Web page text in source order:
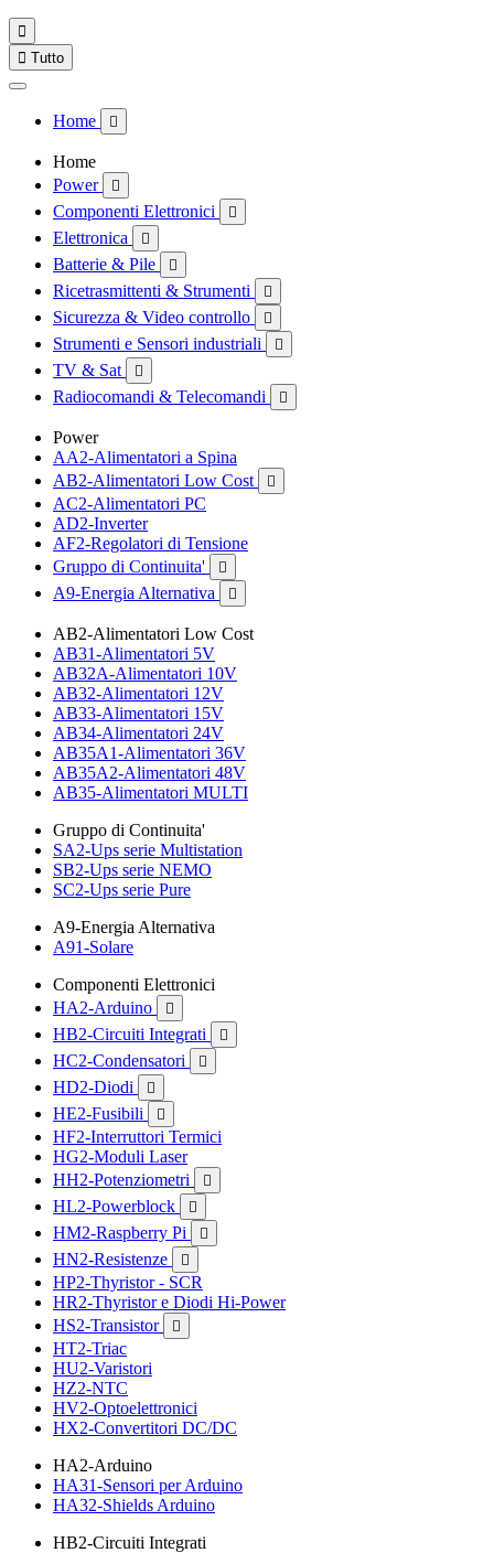

 Tutto
Home 
Home
Power

Componenti Elettronici 
Elettronica 
Batterie & Pile 
Ricetrasmittenti & Strumenti 
Sicurezza & Video controllo 
Strumenti e Sensori industriali 
TV & Sat 
Radiocomandi & Telecomandi 
Power
AA2-Alimentatori a Spina
AB2-Alimentatori Low Cost

AC2-Alimentatori PC
AD2-Inverter
AF2-Regolatori di Tensione
Gruppo di Continuita'

A9-Energia Alternativa 
AB2-Alimentatori Low Cost
AB31-Alimentatori 5V
AB32A-Alimentatori 10V
AB32-Alimentatori 12V
AB33-Alimentatori 15V
AB34-Alimentatori 24V
AB35A1-Alimentatori 36V
AB35A2-Alimentatori 48V
AB35-Alimentatori MULTI
Gruppo di Continuita'
SA2-Ups serie Multistation
SB2-Ups serie NEMO
SC2-Ups serie Pure
A9-Energia Alternativa
A91-Solare
Componenti Elettronici
HA2-Arduino

HB2-Circuiti Integrati 
HC2-Condensatori 
HD2-Diodi 
HE2-Fusibili 
HF2-Interruttori Termici
HG2-Moduli Laser
HH2-Potenziometri

HL2-Powerblock 
HM2-Raspberry Pi 
HN2-Resistenze 
HP2-Thyristor - SCR
HR2-Thyristor e Diodi Hi-Power
HS2-Transistor

HT2-Triac
HU2-Varistori
HZ2-NTC
HV2-Optoelettronici
HX2-Convertitori DC/DC
HA2-Arduino
HA31-Sensori per Arduino
HA32-Shields Arduino
HB2-Circuiti Integrati